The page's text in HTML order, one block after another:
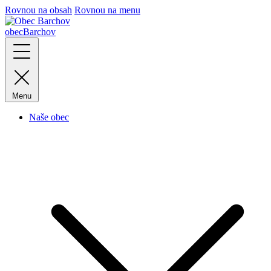
Rovnou na obsah Rovnou na menu
obecBarchov
Menu
Naše obec